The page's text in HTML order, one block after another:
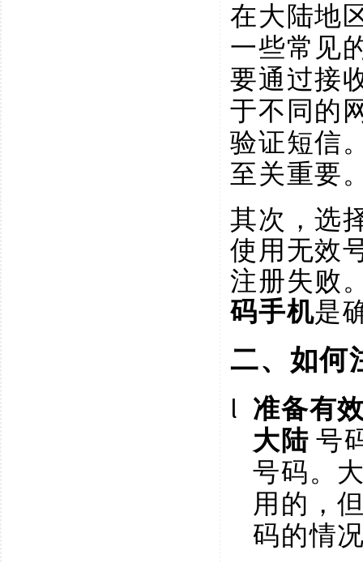
在大陆地
一些常见
要通过接
于不同的
验证短信
至关重要
其次，选
使用无效
注册失败
码手机是
二、如何
l 准备有
大陆 号
号码。
用的，
码的情